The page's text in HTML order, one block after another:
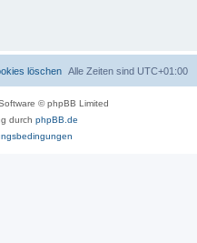
Alle Zeiten sind UTC+01:00
löschen
© phpBB Limited
durch phpBB.de